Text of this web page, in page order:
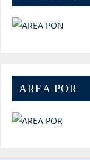
AREA POR